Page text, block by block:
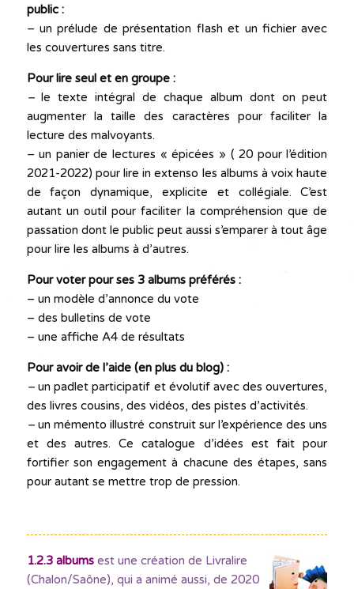
public :
– un prélude de présentation flash et un fichier avec
les couvertures sans titre.
Pour lire seul et en groupe :
–le texte intégral de chaque album dont on peut
augmenter la taille des caractères pour faciliter la
lecture des malvoyants.
– un panier de lectures « épicées » ( 20 pour l’édition
2021-2022) pour lire in extenso les albums à voix haute
de façon dynamique, explicite et collégiale. C’est
autant un outil pour faciliter la compréhension que de
passation dont le public peut aussi s’emparer à tout âge
pour lire les albums à d’autres.
Pour voter pour ses 3 albums préférés :
– un modèle d’annonce du vote
– des bulletins de vote
– une affiche A4 de résultats
Pour avoir de l’aide (en plus du blog) :
–un padlet participatif et évolutif avec des ouvertures,
des livres cousins, des vidéos, des pistes d’activités.
–un mémento illustré construit sur l’expérience des uns
et des autres. Ce catalogue d’idées est fait pour
fortifier son engagement à chacune des étapes, sans
pour autant se mettre trop de pression.
1.2.3 albumsest une création de Livralire
(Chalon/Saône), qui a animé aussi, de 2020